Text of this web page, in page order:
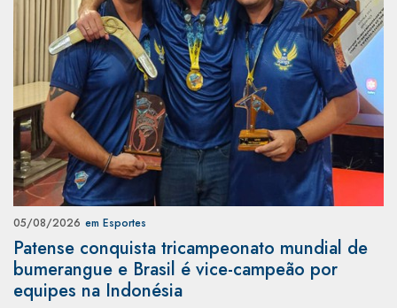
05/08/2026 em Esportes
Patense conquista tricampeonato mundial de
bumerangue e Brasil é vice-campeão por
equipes na Indonésia